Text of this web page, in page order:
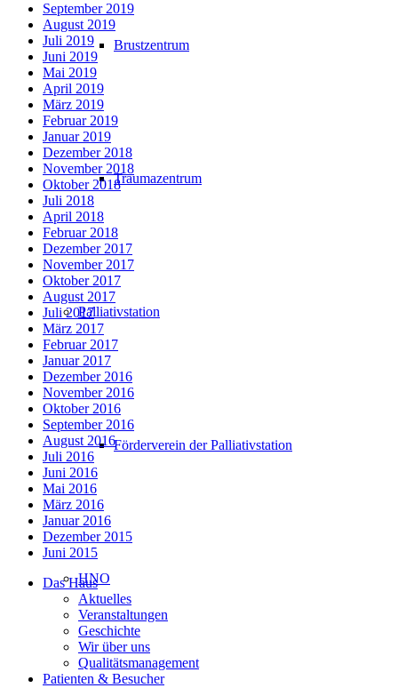
Brustzentrum
Traumazentrum
Palliativstation
Förderverein der Palliativstation
HNO
September 2019
August 2019
Juli 2019
Juni 2019
Mai 2019
April 2019
März 2019
Februar 2019
Januar 2019
Dezember 2018
November 2018
Oktober 2018
Juli 2018
April 2018
Februar 2018
Dezember 2017
November 2017
Oktober 2017
August 2017
Juli 2017
März 2017
Februar 2017
Januar 2017
Dezember 2016
November 2016
Oktober 2016
September 2016
August 2016
Juli 2016
Juni 2016
Mai 2016
März 2016
Januar 2016
Dezember 2015
Juni 2015
Das Haus
Aktuelles
Veranstaltungen
Geschichte
Wir über uns
Qualitätsmanagement
Patienten & Besucher